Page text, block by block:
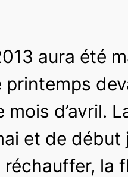
aura été
d’avril.
et de
réchauffer,